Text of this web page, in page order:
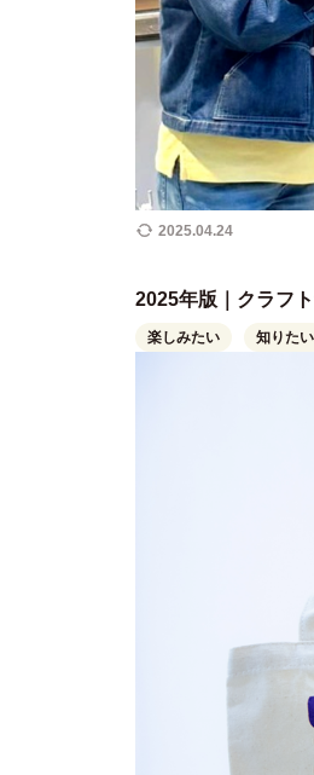
2025.04.24
2025年版｜クラフ
楽しみたい 知りたい